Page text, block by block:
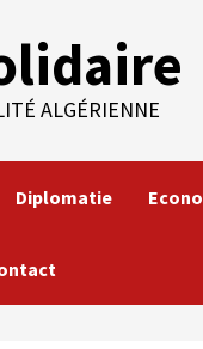
ALGÉRIENNE
Diplomatie